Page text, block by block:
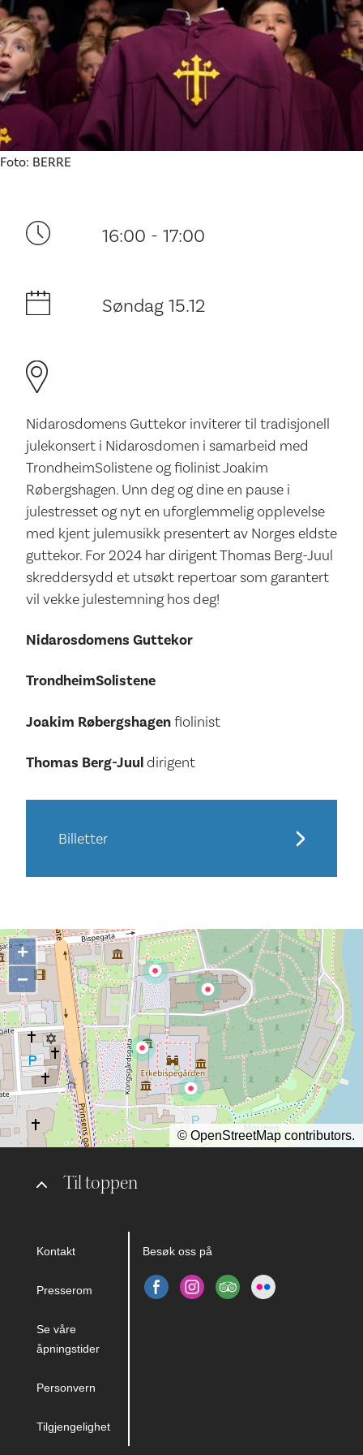
Ditt besøk
Foto: BERRE
16:00 - 17:00
Søndag 15.12
Nidarosdomens Guttekor inviterer til tradisjonell
julekonsert i Nidarosdomen i samarbeid med
TrondheimSolistene og fiolinist Joakim
Røbergshagen. Unn deg og dine en pause i
julestresset og nyt en uforglemmelig opplevelse
med kjent julemusikk presentert av Norges eldste
guttekor. For 2024 har dirigent Thomas Berg-Juul
skreddersydd et utsøkt repertoar som garantert
vil vekke julestemning hos deg!
Nidarosdomens Guttekor
TrondheimSolistene
Joakim Røbergshagenfiolinist
Thomas Berg-Juul dirigent
Billetter
Til toppen
Kontakt
Presserom
Se våre
åpningstider
Personvern
Tilgjengelighet
Besøk oss på
+
−
© OpenStreetMap contributors.